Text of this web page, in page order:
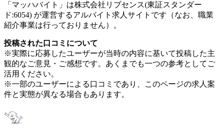
「マッハバイト」は株式会社リブセンス(東証スタンダー
ド:6054) が運営するアルバイト求人サイトです（なお、職業
紹介事業は行っておりません）。
投稿された口コミについて
※実際に応募したユーザーが当時の内容に基いて投稿した主
観的なご意見・ご感想です。あくまでも一つの参考としてご
活用ください。
※一部のユーザーによる口コミであり、このページの求人案
件と実態が異なる場合もあります。